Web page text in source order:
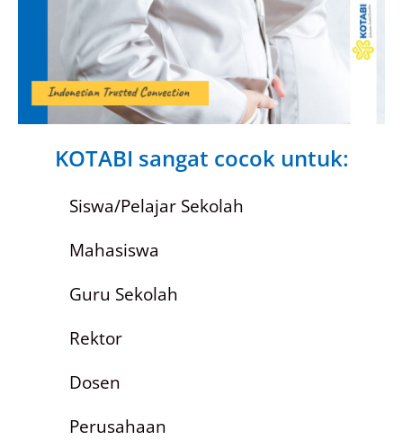
KOTABI sangat cocok untuk:
Siswa/Pelajar Sekolah
Mahasiswa
Guru Sekolah
Rektor
Dosen
Perusahaan